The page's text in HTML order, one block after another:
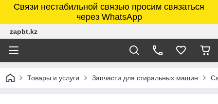
Связи нестабильной связью просим связаться
через WhatsApp
zapbt.kz
Товары и услуги Запчасти для стиральных машин